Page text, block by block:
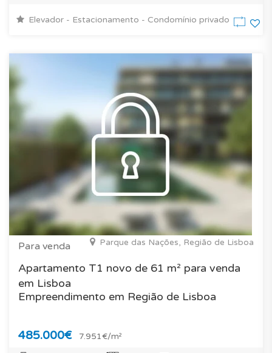
Elevador - Estacionamento - Condomínio privado
Para venda Parque das Nações, Região de Lisboa
Apartamento T1 novo de 61 m² para venda
em Lisboa
Empreendimento em Região de Lisboa
485.000€ 7.951€/m²